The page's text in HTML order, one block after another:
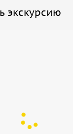
экскурсию